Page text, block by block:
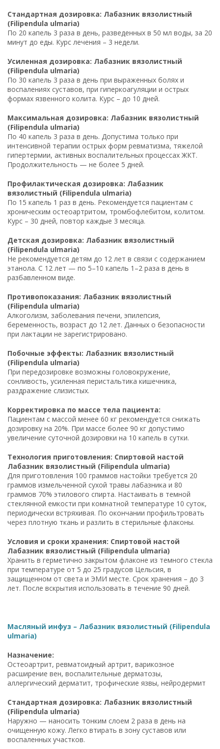
Стандартная дозировка: Лабазник вязолистный
(Filipendula ulmaria)
По 20 капель 3 раза в день, разведенных в 50 мл воды, за 20
минут до еды. Курс лечения – 3 недели.
Усиленная дозировка: Лабазник вязолистный
(Filipendula ulmaria)
По 30 капель 3 раза в день при выраженных болях и
воспалениях суставов, при гиперкоагуляции и острых
формах язвенного колита. Курс – до 10 дней.
Максимальная дозировка: Лабазник вязолистный
(Filipendula ulmaria)
По 40 капель 3 раза в день. Допустима только при
интенсивной терапии острых форм ревматизма, тяжелой
гипертермии, активных воспалительных процессах ЖКТ.
Продолжительность — не более 5 дней.
Профилактическая дозировка: Лабазник
вязолистный (Filipendula ulmaria)
По 15 капель 1 раз в день. Рекомендуется пациентам с
хроническим остеоартритом, тромбофлебитом, колитом.
Курс – 30 дней, повтор каждые 3 месяца.
Детская дозировка: Лабазник вязолистный
(Filipendula ulmaria)
Не рекомендуется детям до 12 лет в связи с содержанием
этанола. С 12 лет — по 5–10 капель 1–2 раза в день в
разбавленном виде.
Противопоказания: Лабазник вязолистный
(Filipendula ulmaria)
Алкоголизм, заболевания печени, эпилепсия,
беременность, возраст до 12 лет. Данных о безопасности
при лактации не зарегистрировано.
Побочные эффекты: Лабазник вязолистный
(Filipendula ulmaria)
При передозировке возможны головокружение,
сонливость, усиленная перистальтика кишечника,
раздражение слизистых.
Корректировка по массе тела пациента:
Пациентам с массой менее 60 кг рекомендуется снижать
дозировку на 20%. При массе более 90 кг допустимо
увеличение суточной дозировки на 10 капель в сутки.
Технология приготовления: Спиртовой настой
Лабазник вязолистный (Filipendula ulmaria)
Для приготовления 100 граммов настойки требуется 20
граммов измельченной сухой травы лабазника и 80
граммов 70% этилового спирта. Настаивать в темной
стеклянной емкости при комнатной температуре 10 суток,
периодически встряхивая. По окончании профильтровать
через плотную ткань и разлить в стерильные флаконы.
Условия и сроки хранения: Спиртовой настой
Лабазник вязолистный (Filipendula ulmaria)
Хранить в герметично закрытом флаконе из темного стекла
при температуре от 5 до 25 градусов Цельсия, в
защищенном от света и ЭМИ месте. Срок хранения – до 3
лет. После вскрытия использовать в течение 90 дней.
Масляный инфуз – Лабазник вязолистный (Filipendula
ulmaria)
Назначение:
Остеоартрит, ревматоидный артрит, варикозное
расширение вен, воспалительные дерматозы,
аллергический дерматит, трофические язвы, нейродермит
Стандартная дозировка: Лабазник вязолистный
(Filipendula ulmaria)
Наружно — наносить тонким слоем 2 раза в день на
очищенную кожу. Легко втирать в зону суставов или
воспаленных участков.